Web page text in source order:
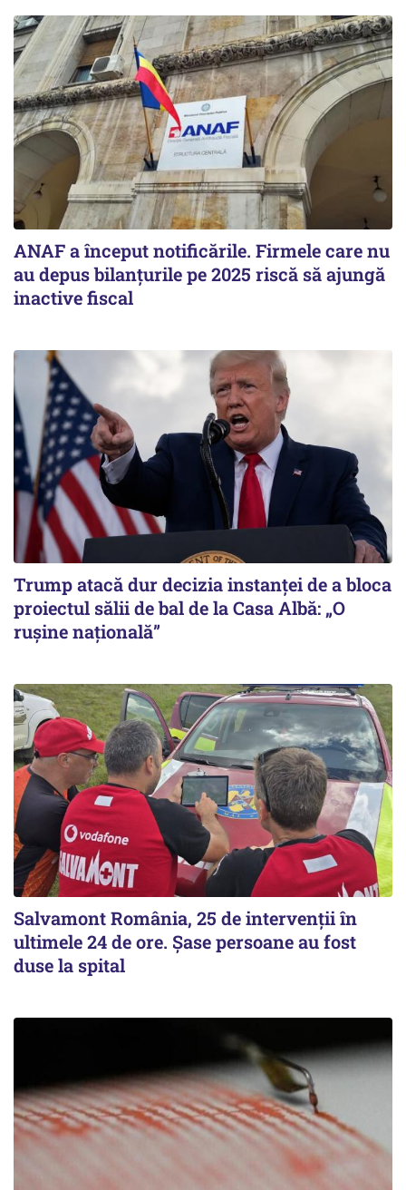
ANAF a început notificările. Firmele care nu
au depus bilanțurile pe 2025 riscă să ajungă
inactive fiscal
Trump atacă dur decizia instanţei de a bloca
proiectul sălii de bal de la Casa Albă: „O
ruşine naţională”
Salvamont România, 25 de intervenții în
ultimele 24 de ore. Șase persoane au fost
duse la spital